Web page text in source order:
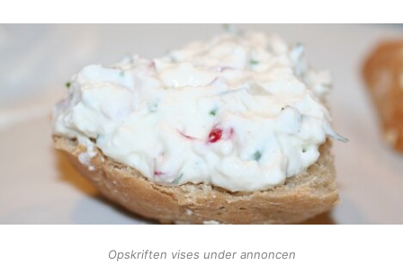
Opskriften vises under annoncen